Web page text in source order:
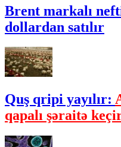
Brent markalı
dollardan satılır
Quş qripi yayılır:
qapalı şəraitə